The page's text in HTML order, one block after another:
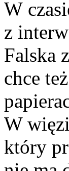
W
z
Falska
chce
W
który